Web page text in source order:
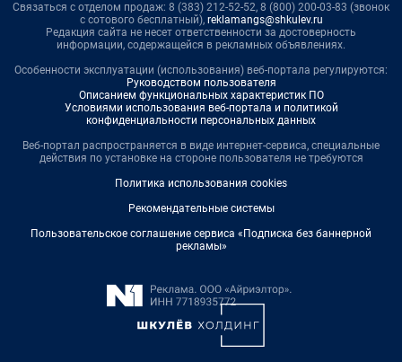
Связаться с отделом продаж: 8 (383) 212-52-52, 8 (800) 200-03-83 (звонок
с сотового бесплатный), reklamangs@shkulev.ru
Редакция сайта не несет ответственности за достоверность
информации, содержащейся в рекламных объявлениях.
Особенности эксплуатации (использования) веб-портала регулируются:
Руководством пользователя
Описанием функциональных характеристик ПО
Условиями использования веб-портала и политикой
конфиденциальности персональных данных
Веб-портал распространяется в виде интернет-сервиса, специальные
действия по установке на стороне пользователя не требуются
Политика использования cookies
Рекомендательные системы
Пользовательское соглашение сервиса «Подписка без баннерной
рекламы»